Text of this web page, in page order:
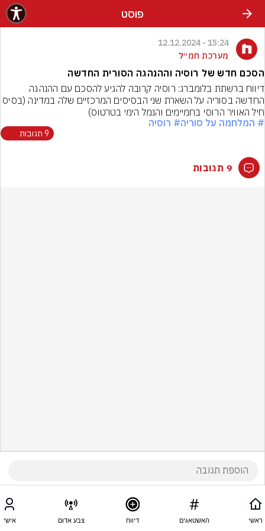
פוסט
15:24 - 12.12.2024
מערכת חמ״ל
הסכם חדש של רוסיה וההנהגה הסורית החדשה
חיל האוויר הרוסי בחמיימים והנמל הימי בטרטוס)
# המלחמה על סוריה# רוסיה
9 תגובות
9 תגובות
ראשי האשטאגים דיווח צבע אדום אישי